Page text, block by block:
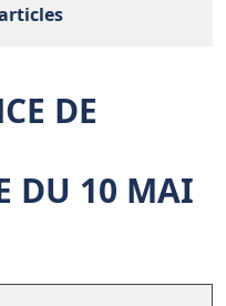
DE
DU 10 MAI